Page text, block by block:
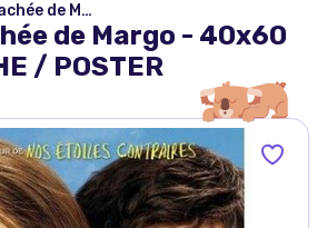
cm - AFFICHE / POSTER
de Margo - 40x60
/ POSTER